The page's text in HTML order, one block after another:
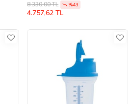
8.330,00 TL %43
4.757,62 TL